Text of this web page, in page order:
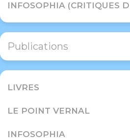
INFOSOPHIA (CRITIQUES
Publications
LIVRES
LE POINT VERNAL
INFOSOPHIA